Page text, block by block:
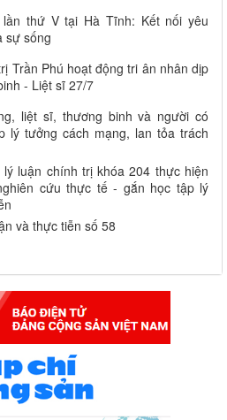
thứ V tại Hà Tĩnh: Kết nối yêu
sự sống
Trần Phú hoạt động tri ân nhân dịp
- Liệt sĩ 27/7
liệt sĩ, thương binh và người có
lý tưởng cách mạng, lan tỏa trách
lý luận chính trị khóa 204 thực hiện
cứu thực tế - gắn học tập lý
và thực tiễn số 58